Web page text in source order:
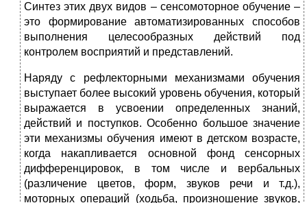
Синтез этих двух видов – сенсомоторное обучение –
это формирование автоматизированных способов
выполнения целесообразных действий под
контролем восприятий и представлений.
Наряду с рефлекторными механизмами обучения
выступает более высокий уровень обучения, который
выражается в усвоении определенных знаний,
действий и поступков. Особенно большое значение
эти механизмы обучения имеют в детском возрасте,
когда накапливается основной фонд сенсорных
дифференцировок, в том числе и вербальных
(различение цветов, форм, звуков речи и т.д.),
моторных операций (ходьба, произношение звуков,